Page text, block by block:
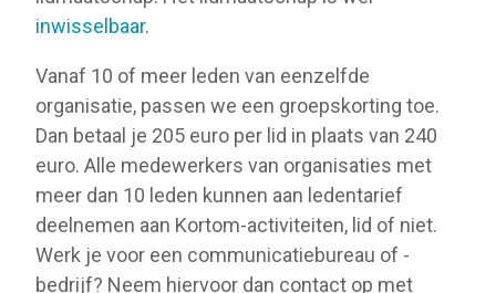
inwisselbaar.
Vanaf 10 of meer leden van eenzelfde
organisatie, passen we een groepskorting toe.
Dan betaal je 205 euro per lid in plaats van 240
euro. Alle medewerkers van organisaties met
meer dan 10 leden kunnen aan ledentarief
deelnemen aan Kortom-activiteiten, lid of niet.
Werk je voor een communicatiebureau of -
bedrijf? Neem hiervoor dan contact op met